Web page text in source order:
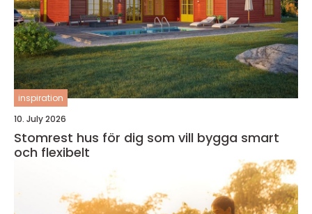
inspiration
10. July 2026
Stomrest hus för dig som vill bygga smart
och flexibelt